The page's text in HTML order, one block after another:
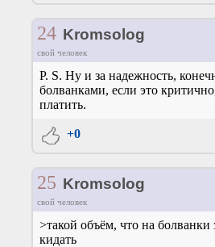
24 Kromsolog
свой человек
P. S. Ну и за надежность,
болванками, если это
платить.
+0
25 Kromsolog
свой человек
>такой объём, что на болванки
кидать